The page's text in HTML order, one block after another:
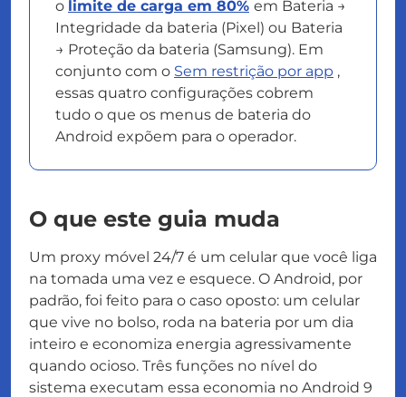
o limite de carga em 80% em Bateria →
Integridade da bateria (Pixel) ou Bateria
→ Proteção da bateria (Samsung). Em
conjunto com o Sem restrição por app ,
essas quatro configurações cobrem
tudo o que os menus de bateria do
Android expõem para o operador.
O que este guia muda
Um proxy móvel 24/7 é um celular que você liga
na tomada uma vez e esquece. O Android, por
padrão, foi feito para o caso oposto: um celular
que vive no bolso, roda na bateria por um dia
inteiro e economiza energia agressivamente
quando ocioso. Três funções no nível do
sistema executam essa economia no Android 9